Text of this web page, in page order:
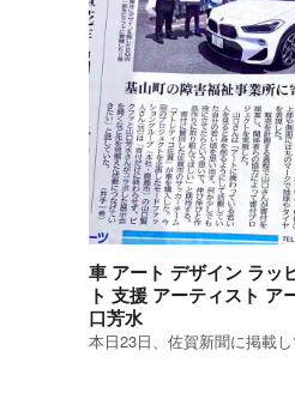
車 アート デザイン ラッ
ト 支援 アーティスト ア
口芳水
本日23日、佐賀新聞に掲載